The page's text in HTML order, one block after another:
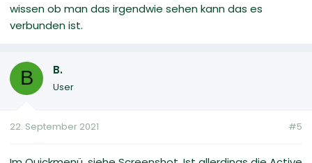
wissen ob man das irgendwie sehen kann das es
verbunden ist.
B B.
User
22. September 2021 #5